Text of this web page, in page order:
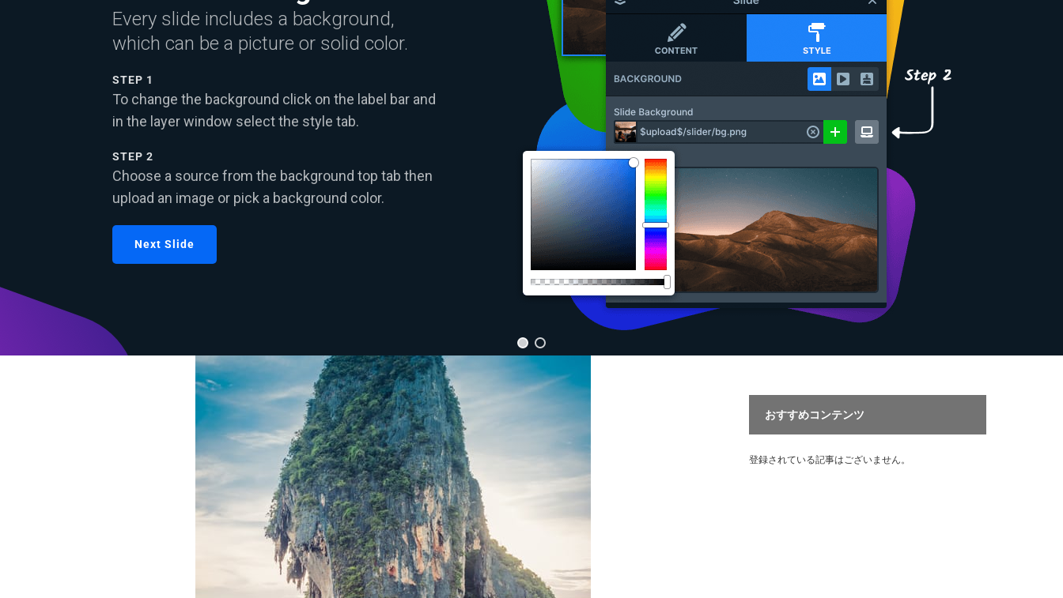
Every slide includes a background,
which can be a picture or solid color.
STEP 1
To change the background click on the label bar and
in the layer window select the style tab.
STEP 2
Choose a source from the background top tab then
upload an image or pick a background color.
Next Slide
おすすめコンテンツ
登録されている記事はございません。